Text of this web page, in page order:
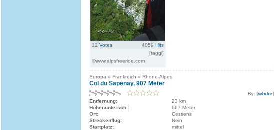
12 Votes 4059 Hits
[taggi]
©www.alpsfreeride.com
Europa » Frankreich » Rhone-Alpes
Col du Sapenay, 907 Meter
By: [whitie]
Entfernung:
23 km
Höhenuntersch.:
667 Meter
Ort:
Cessens
Streckenflug:
Nein
Startplatz:
mittel